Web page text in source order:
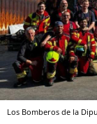
Los Bomberos de la